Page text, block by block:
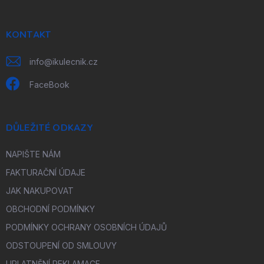
KONTAKT
info@ikulecnik.cz
FaceBook
DŮLEŽITÉ ODKAZY
NAPIŠTE NÁM
FAKTURAČNÍ ÚDAJE
JAK NAKUPOVAT
OBCHODNÍ PODMÍNKY
PODMÍNKY OCHRANY OSOBNÍCH ÚDAJŮ
ODSTOUPENÍ OD SMLOUVY